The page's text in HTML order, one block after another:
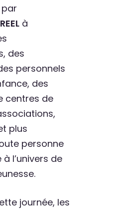
à
des
personnels
des
centres de
plus
personne
à l’univers de
journée, les